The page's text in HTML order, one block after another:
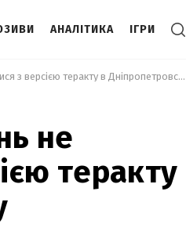
АНАЛІТИКА ІГРИ
Силовики за тиждень не визначилися з версією теракту в Дніпропетровську
не
теракту